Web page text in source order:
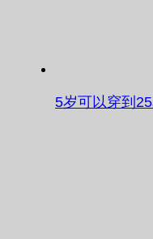
5岁可以穿到